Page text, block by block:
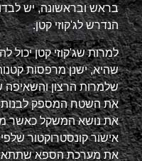
בראש ובראשונה, יש
הנדרש לג'קוזי קטן.
למרות שג'קוזי קטן יכול
שהיא, ישנן מרפסות
שלמרות הרצון והשאיפה
את השטח המספק לבנות
את נושא המשקל כאשר
אישור קונסטרוקטור
את מערכת הספא